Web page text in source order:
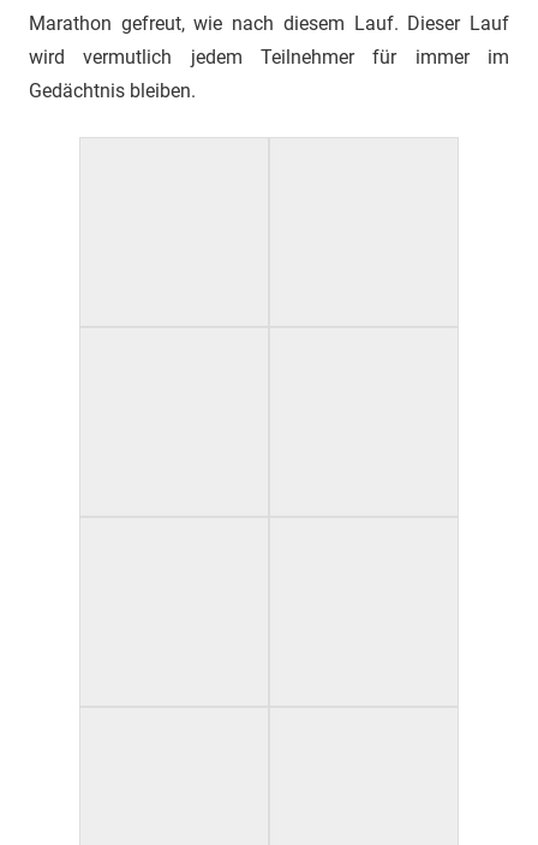
Marathon gefreut, wie nach diesem Lauf. Dieser Lauf
wird vermutlich jedem Teilnehmer für immer im
Gedächtnis bleiben.